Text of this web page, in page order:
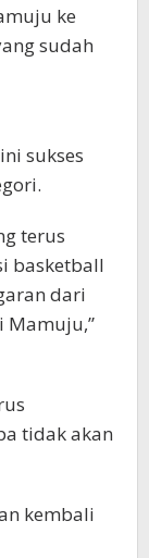
ke
sudah
sukses
terus
basketball
dari
Mamuju,”
tidak akan
kembali